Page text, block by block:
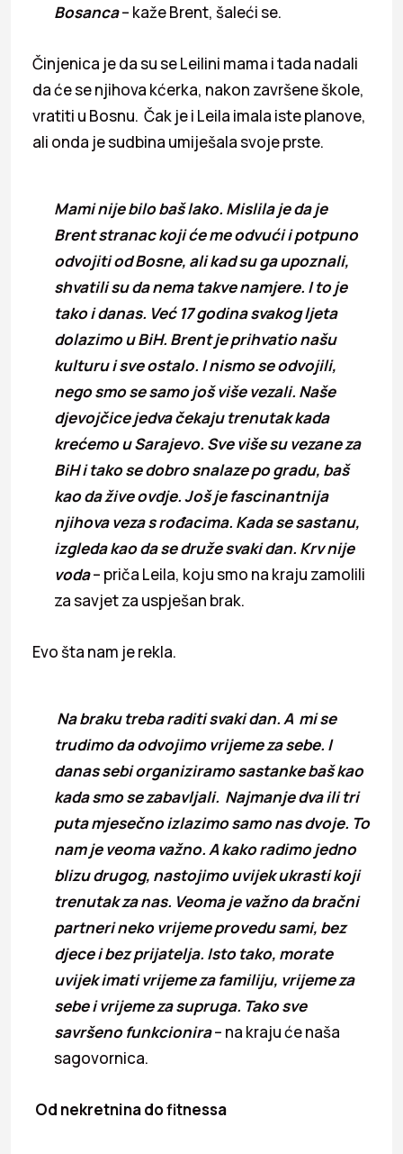
Bosanca– kaže Brent, šaleći se.
Činjenica je da su se Leilini mama i tada nadali
da će se njihova kćerka, nakon završene škole,
vratiti u Bosnu. Čak je i Leila imala iste planove,
ali onda je sudbina umiješala svoje prste.
Mami nije bilo baš lako. Mislila je da je
Brent stranac koji će me odvući i potpuno
odvojiti od Bosne, ali kad su ga upoznali,
shvatili su da nema takve namjere. I to je
tako i danas. Već 17 godina svakog ljeta
dolazimo u BiH. Brent je prihvatio našu
kulturu i sve ostalo. I nismo se odvojili,
nego smo se samo još više vezali. Naše
djevojčice jedva čekaju trenutak kada
krećemo u Sarajevo. Sve više su vezane za
BiH i tako se dobro snalaze po gradu, baš
kao da žive ovdje. Još je fascinantnija
njihova veza s rođacima. Kada se sastanu,
izgleda kao da se druže svaki dan. Krv nije
voda– priča Leila, koju smo na kraju zamolili
za savjet za uspješan brak.
Evo šta nam je rekla.
Na braku treba raditi svaki dan. A mi se
trudimo da odvojimo vrijeme za sebe. I
danas sebi organiziramo sastanke baš kao
kada smo se zabavljali. Najmanje dva ili tri
puta mjesečno izlazimo samo nas dvoje. To
nam je veoma važno. A kako radimo jedno
blizu drugog, nastojimo uvijek ukrasti koji
trenutak za nas. Veoma je važno da bračni
partneri neko vrijeme provedu sami, bez
djece i bez prijatelja. Isto tako, morate
uvijek imati vrijeme za familiju, vrijeme za
sebe i vrijeme za supruga. Tako sve
savršeno funkcionira– na kraju će naša
sagovornica.
Od nekretnina do fitnessa